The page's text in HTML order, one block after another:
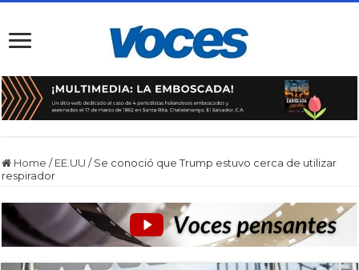
Home / EE.UU / Se conoció que Trump estuvo cerca de utilizar
respirador